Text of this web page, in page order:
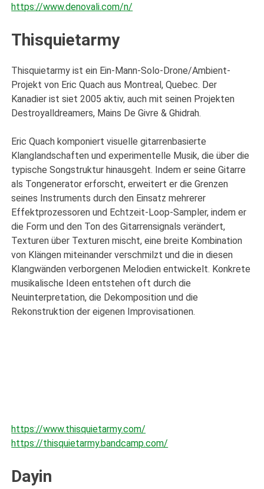
https://www.denovali.com/n/
Thisquietarmy
Thisquietarmy ist ein Ein-Mann-Solo-Drone/Ambient-
Projekt von Eric Quach aus Montreal, Quebec. Der
Kanadier ist siet 2005 aktiv, auch mit seinen Projekten
Destroyalldreamers, Mains De Givre & Ghidrah.
Eric Quach komponiert visuelle gitarrenbasierte
Klanglandschaften und experimentelle Musik, die über die
typische Songstruktur hinausgeht. Indem er seine Gitarre
als Tongenerator erforscht, erweitert er die Grenzen
seines Instruments durch den Einsatz mehrerer
Effektprozessoren und Echtzeit-Loop-Sampler, indem er
die Form und den Ton des Gitarrensignals verändert,
Texturen über Texturen mischt, eine breite Kombination
von Klängen miteinander verschmilzt und die in diesen
Klangwänden verborgenen Melodien entwickelt. Konkrete
musikalische Ideen entstehen oft durch die
Neuinterpretation, die Dekomposition und die
Rekonstruktion der eigenen Improvisationen.
https://www.thisquietarmy.com/
https://thisquietarmy.bandcamp.com/
Dayin